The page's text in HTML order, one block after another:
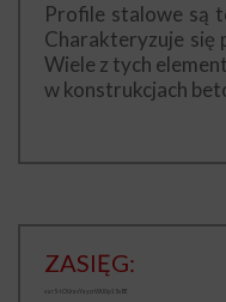
Profile stalowe są
Charakteryzuje się
Wiele z tych
w konstrukcjach
ZASIĘG:
var5-tOUrasYaycrWU0p15s8E